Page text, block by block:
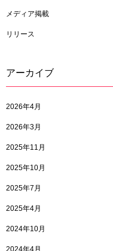
メディア掲載
リリース
アーカイブ
2026年4月
2026年3月
2025年11月
2025年10月
2025年7月
2025年4月
2024年10月
2024年4月